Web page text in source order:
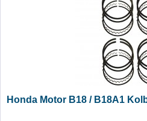
Honda Motor B18 / B18A1